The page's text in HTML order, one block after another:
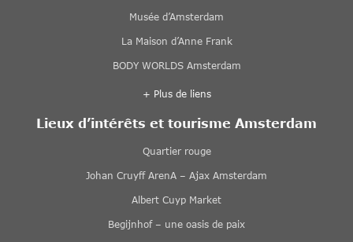
Musée d’Amsterdam
La Maison d’Anne Frank
BODY WORLDS Amsterdam
+ Plus de liens
Lieux d’intérêts et tourisme Amsterdam
Quartier rouge
Johan Cruyff ArenA – Ajax Amsterdam
Albert Cuyp Market
Begijnhof – une oasis de paix